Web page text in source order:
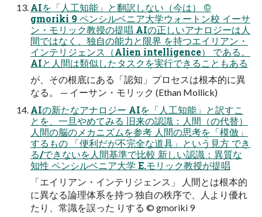
AIを「人工知能」と翻訳しない（今は） ©
gmoriki 9 ペンシルベニア大学ウォートン校 イーサ
ン・モリック教授の提唱 AIの正しいアナロジーは人
間ではなく、独自の能力と限界 を持つエイリアン・
インテリジェンス（Alien intelligence） である。
AIと人間は類似したタスクを実行できることもある
が、その根底にある「認知」プロセスは根本的に異
なる。 — イーサン・モリック (Ethan Mollick)
AIの新たなアナロジー AIを「人工知能」と訳すこ
とを、一旦やめてみる 旧来の認識：人間（の代替）
人間の脳のメカニズムを参考 人間の思考を「模倣」
するもの 「便利だが不完全な道具」という見方 でき
る/できないを人間基準で比較 新しい認識：異質な
知性 ペンシルベニア大学 E.モリック教授が提唱
「エイリアン・インテリジェンス」 人間とは根本的
に異なる論理体系を持つ 独自の秩序で、人より優れ
たり、常識を誤った りする © gmoriki 9